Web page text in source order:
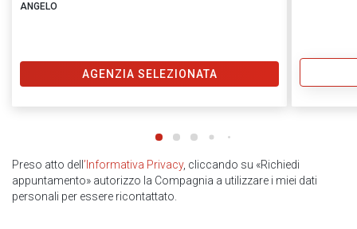
ANGELO
AGENZIA SELEZIONATA
Preso atto dell ’Informativa Privacy, cliccando su «Richiedi
appuntamento» autorizzo la Compagnia a utilizzare i miei dati
personali per essere ricontattato.